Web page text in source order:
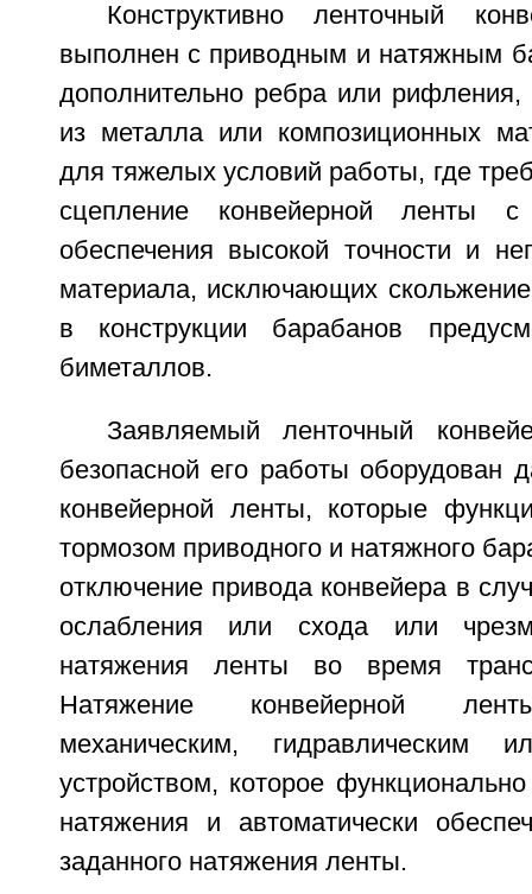
Конструктивно ленточный
выполнен с приводным и натяжным
дополнительно ребра или
из металла или композиционных
для тяжелых условий работы, где
сцепление конвейерной ленты
обеспечения высокой точности и
материала, исключающих
в конструкции барабанов
биметаллов.
Заявляемый ленточный
безопасной его работы оборудован
конвейерной ленты, которые
тормозом приводного и натяжного
отключение привода конвейера в
ослабления или схода или
натяжения ленты во время
Натяжение конвейерной
механическим, гидравлическим
устройством, которое
натяжения и автоматически
заданного натяжения ленты.